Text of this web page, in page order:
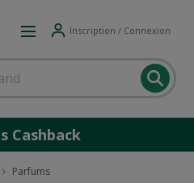
Inscription / Connexion
Cashback
Parfums